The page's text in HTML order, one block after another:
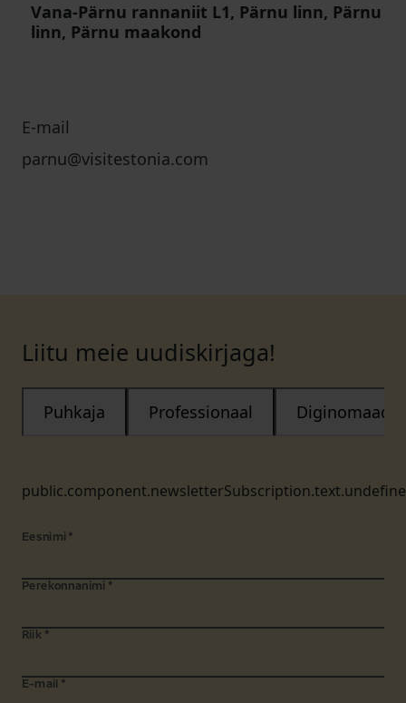
Vana-Pärnu rannaniit L1, Pärnu linn, Pärnu
linn, Pärnu maakond
E-mail
parnu@visitestonia.com
Liitu meie uudiskirjaga!
Puhkaja Professionaal Diginomaad
Eesnimi *
Perekonnanimi *
Riik *
E-mail *